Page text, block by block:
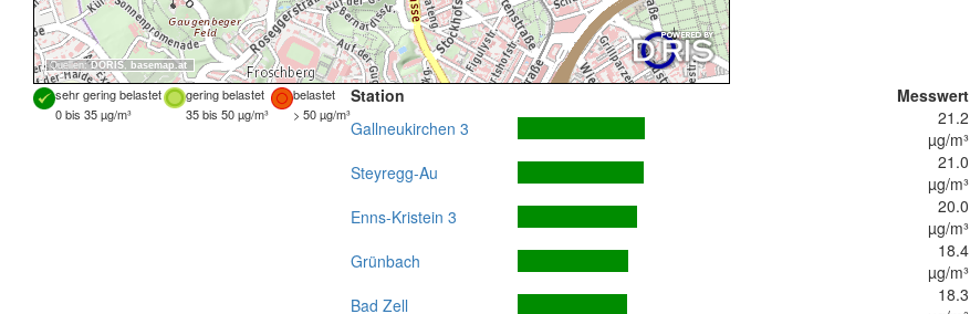
Quellen:DORIS, basemap.at
sehr gering belastet gering belastet
belastet
0 bis 35 µg/m³
35 bis 50 µg/m³ > 50 µg/m³
Station
Messwert
Gallneukirchen 3
21.2
µg/m³
Steyregg-Au
21.0
µg/m³
Enns-Kristein 3
20.0
µg/m³
Grünbach
18.4
µg/m³
Bad Zell
18.3